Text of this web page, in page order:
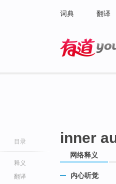
词典 翻译
目录
释义
翻译
inner
网络释义
内心听觉